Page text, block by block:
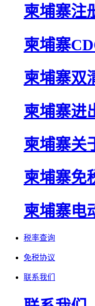
柬埔寨注
柬埔寨
柬埔寨双
柬埔寨进
柬埔寨关
柬埔寨免
柬埔寨电
税率查询
免税协议
联系我们